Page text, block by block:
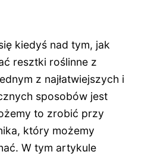
kiedyś nad tym, jak
resztki roślinne z
z najłatwiejszych i
sposobów jest
to zrobić przy
który możemy
W tym artykule